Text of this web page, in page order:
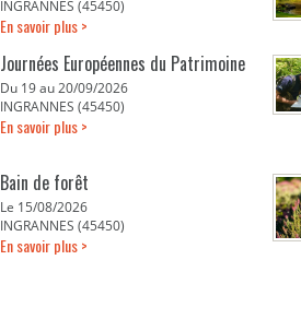
INGRANNES (45450)
En savoir plus >
Journées Européennes du Patrimoine
Du 19 au 20/09/2026
INGRANNES (45450)
En savoir plus >
Bain de forêt
Le 15/08/2026
INGRANNES (45450)
En savoir plus >